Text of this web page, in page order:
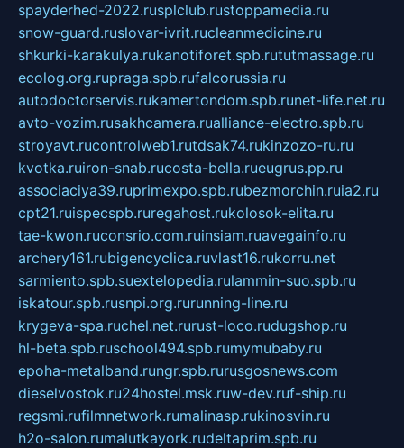
spayderhed-2022.rusplclub.rustoppamedia.ru
snow-guard.ruslovar-ivrit.rucleanmedicine.ru
shkurki-karakulya.rukanotiforet.spb.rututmassage.ru
ecolog.org.rupraga.spb.rufalcorussia.ru
autodoctorservis.rukamertondom.spb.runet-life.net.ru
avto-vozim.rusakhcamera.rualliance-electro.spb.ru
stroyavt.rucontrolweb1.rutdsak74.rukinzozo-ru.ru
kvotka.ruiron-snab.rucosta-bella.rueugrus.pp.ru
associaciya39.ruprimexpo.spb.rubezmorchin.ruia2.ru
cpt21.ruispecspb.ruregahost.rukolosok-elita.ru
tae-kwon.ruconsrio.com.ruinsiam.ruavegainfo.ru
archery161.rubigencyclica.ruvlast16.rukorru.net
sarmiento.spb.suextelopedia.rulammin-suo.spb.ru
iskatour.spb.rusnpi.org.rurunning-line.ru
krygeva-spa.ruchel.net.rurust-loco.rudugshop.ru
hl-beta.spb.ruschool494.spb.rumymubaby.ru
epoha-metalband.rungr.spb.rurusgosnews.com
dieselvostok.ru24hostel.msk.ruw-dev.ruf-ship.ru
regsmi.rufilmnetwork.rumalinasp.rukinosvin.ru
h2o-salon.rumalutkayork.rudeltaprim.spb.ru